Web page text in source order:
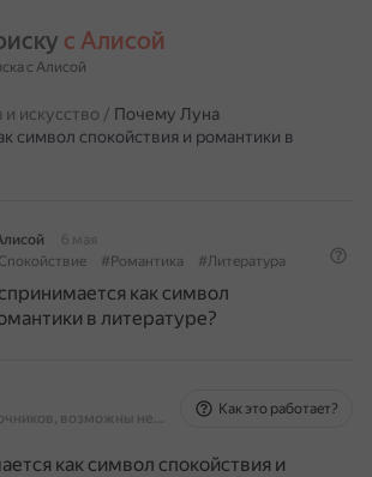
с Алисой
с Алисой
и искусство / Почему Луна
символ спокойствия и романтики в
6 мая
#Романтика #Литература
как символ
в литературе?
На основе источников, возможны неточности
Как это работает?
как символ спокойствия и